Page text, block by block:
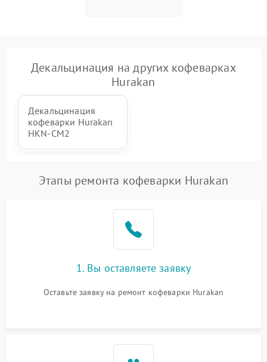
Декальцинация на других кофеварках
Hurakan
Декальцинация
кофеварки Hurakan
HKN-CM2
Этапы ремонта кофеварки Hurakan
1. Вы оставляете заявку
Оставьте заявку на ремонт кофеварки Hurakan